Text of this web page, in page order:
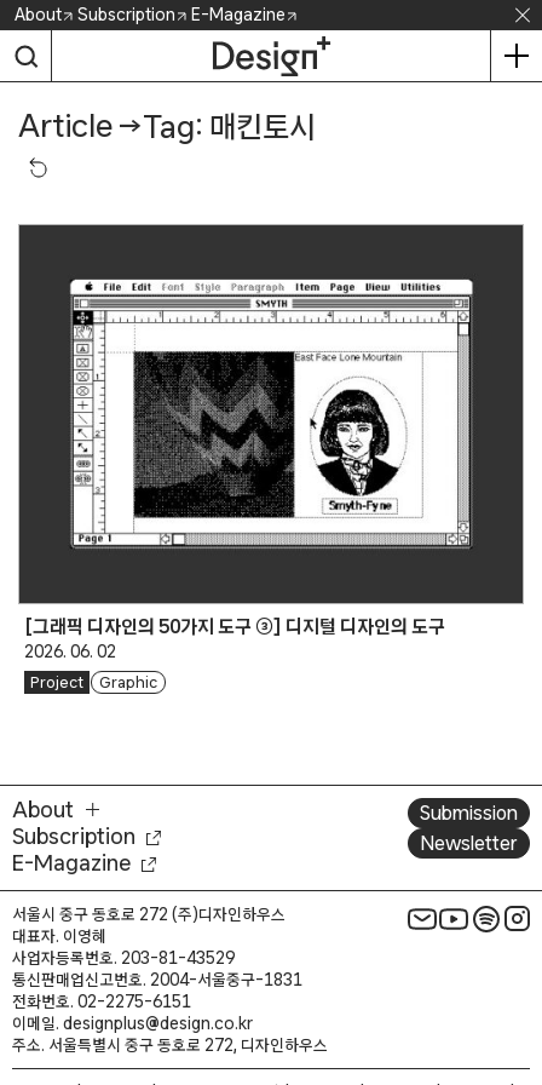
Skip
content
About Subscription E-Magazine
Article →Tag: 매킨토시
[그래픽 디자인의 50가지 도구 ③] 디지털 디자인의 도구
2026. 06. 02
Project Graphic
About
Subscription
E-Magazine
Submission
Newsletter
서울시 중구 동호로 272 (주)디자인하우스
대표자. 이영혜
사업자등록번호. 203-81-43529
통신판매업신고번호. 2004-서울중구-1831
전화번호. 02-2275-6151
이메일. designplus@design.co.kr
주소. 서울특별시 중구 동호로 272, 디자인하우스